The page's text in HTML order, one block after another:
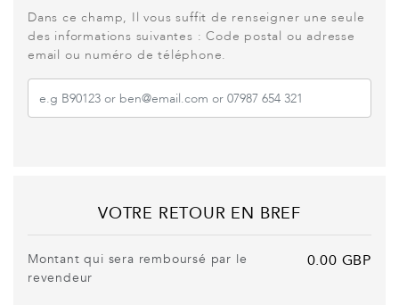
Dans ce champ, Il vous suffit de renseigner une seule
des informations suivantes : Code postal ou adresse
email ou numéro de téléphone.
VOTRE RETOUR EN BREF
Montant qui sera remboursé par le
revendeur
0.00 GBP